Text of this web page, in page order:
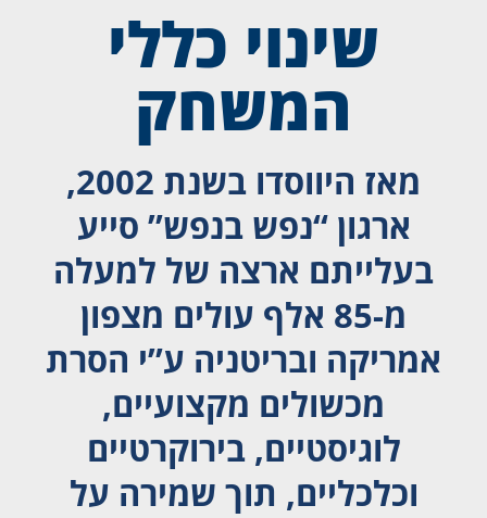
שינוי כללי
המשחק
מאז היווסדו בשנת 2002,
ארגון “נפש בנפש” סייע
בעלייתם ארצה של למעלה
מ-85 אלף עולים מצפון
אמריקה ובריטניה ע”י הסרת
מכשולים מקצועיים,
לוגיסטיים, בירוקרטיים
וכלכליים, תוך שמירה על